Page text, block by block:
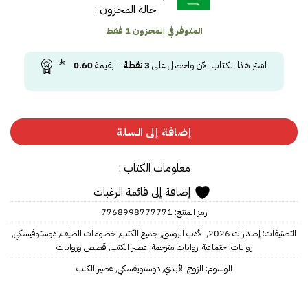
حالة المخزون :
المتوفر في المخزون 1 فقط
اشتر هذا الكتاب الآن واحصل على 3نقطة- بقيمة0.60
إضافة إلى السلة
معلومات الكتاب :
إضافة إلى قائمة الرغبات
رمز المنتج: 7768998777771
التصنيفات: إصدارات 2026 , الأدب الروسي,جميع الكتب,خصومات الصيف,دوستوفيسكي,
روايات اجتماعية,روايات مترجمة,عصير الكتب, قصص وروايات
الوسوم: الزوج الأبدي,دوستويفسكي,عصير الكتب